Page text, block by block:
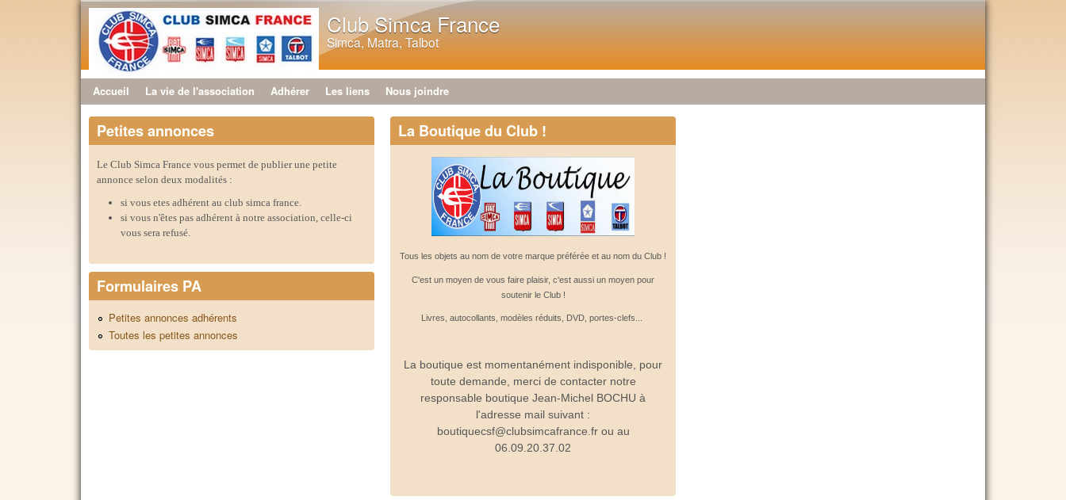
Club Simca France
Simca, Matra, Talbot
Menu principal
Accueil La vie de l'association Adhérer Les liens Nous joindre
Petites annonces
Le Club Simca France vous permet de publier une petite
annonce selon deux modalités :
si vous etes adhérent au club simca france.
si vous n'êtes pas adhérent à notre association, celle-ci
vous sera refusé.
Formulaires PA
Petites annonces adhérents
Toutes les petites annonces
La Boutique du Club !
Tous les objets au nom de votre marque préférée et au nom du Club !
C'est un moyen de vous faire plaisir, c'est aussi un moyen pour
soutenir le Club !
Livres, autocollants, modèles réduits, DVD, portes-clefs...
La boutique est momentanément indisponible, pour
toute demande, merci de contacter notre
responsable boutique Jean-Michel BOCHU à
l'adresse mail suivant :
boutiquecsf@clubsimcafrance.fr ou au
06.09.20.37.02